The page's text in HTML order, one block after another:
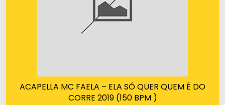
ACAPELLA MC FAELA – ELA SÓ QUER QUEM É DO
CORRE 2019 (150 BPM )